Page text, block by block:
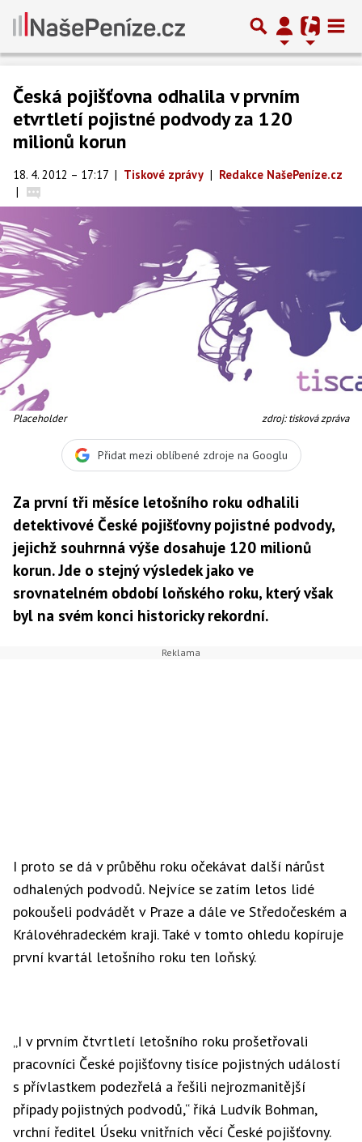
Česká pojišťovna odhalila v prvním
etvrtletí pojistné podvody za 120
milionů korun
18. 4. 2012 – 17:17 | Tiskové zprávy | Redakce NašePeníze.cz
|
Placeholder zdroj: tisková zpráva
Přidat mezi oblíbené zdroje na Googlu
Za první tři měsíce letošního roku odhalili
detektivové České pojišťovny pojistné podvody,
jejichž souhrnná výše dosahuje 120 milionů
korun. Jde o stejný výsledek jako ve
srovnatelném období loňského roku, který však
byl na svém konci historicky rekordní.
I proto se dá v průběhu roku očekávat další nárůst
odhalených podvodů. Nejvíce se zatím letos lidé
pokoušeli podvádět v Praze a dále ve Středočeském a
Královéhradeckém kraji. Také v tomto ohledu kopíruje
první kvartál letošního roku ten loňský.
„I v prvním čtvrtletí letošního roku prošetřovali
pracovníci České pojišťovny tisíce pojistných událostí
s přívlastkem podezřelá a řešili nejrozmanitější
případy pojistných podvodů,“ říká Ludvík Bohman,
vrchní ředitel Úseku vnitřních věcí České pojišťovny.